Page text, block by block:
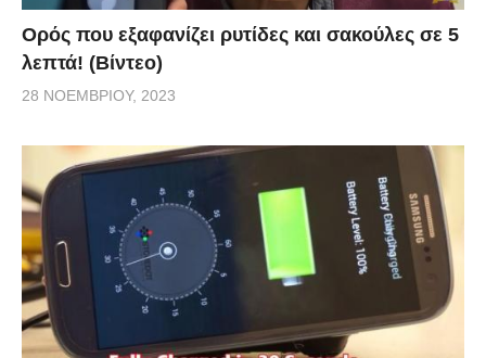
Ορός που εξαφανίζει ρυτίδες και σακούλες σε 5
λεπτά! (Βίντεο)
28 ΝΟΕΜΒΡΊΟΥ, 2023